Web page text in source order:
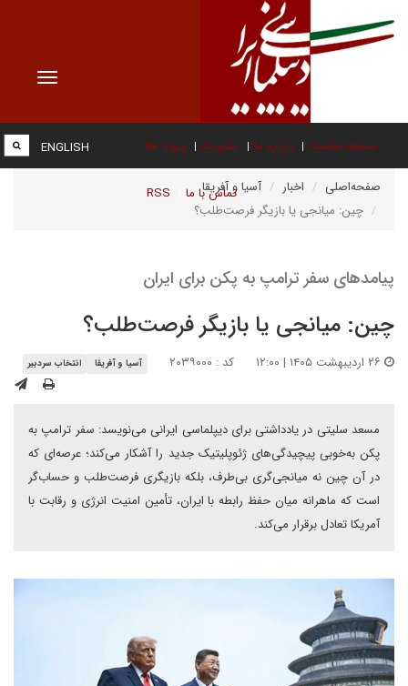
Toggle
صفحه نخست درباره ما عضویت پیوند ها
تماس با ما RSS
ENGLISH
صفحه‌اصلی اخبار
آسیا و آفریقا
چین: میانجی یا بازیگر فرصت‌طلب؟
پیامدهای سفر ترامپ به پکن برای ایران
چین: میانجی یا بازیگر فرصت‌طلب؟
کد : ۲۰۳۹۰۰۰ آسیا و آفریقا انتخاب سردبیر
مسعد سلیتی در یادداشتی برای دیپلماسی ایرانی می‌نویسد: سفر ترامپ به
پکن به‌خوبی پیچیدگی‌های ژئوپلیتیک جدید را آشکار می‌کند؛ عرصه‌ای که
در آن چین نه میانجی‌گری بی‌طرف، بلکه بازیگری فرصت‌طلب و حساب‌گر
است که ماهرانه میان حفظ رابطه با ایران، تأمین امنیت انرژی و رقابت با
آمریکا تعادل برقرار می‌کند.